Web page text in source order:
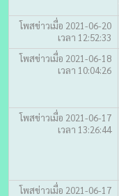
โพสข่าวเมื่อ 2021-06-20
เวลา 12:52:33
โพสข่าวเมื่อ 2021-06-18
เวลา 10:04:26
โพสข่าวเมื่อ 2021-06-17
เวลา 13:26:44
โพสข่าวเมื่อ 2021-06-17